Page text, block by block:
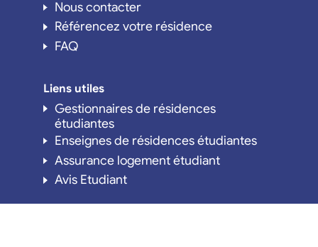
Nous contacter
Référencez votre résidence
FAQ
Liens utiles
Gestionnaires de résidences
étudiantes
Enseignes de résidences étudiantes
Assurance logement étudiant
Avis Etudiant